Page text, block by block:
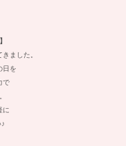
ました。
日を
で
に